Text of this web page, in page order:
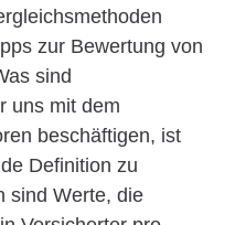
zur Bewertung von
sind
uns mit dem
beschäftigen, ist
Definition zu
sind Werte, die